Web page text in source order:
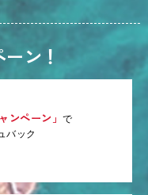
ン！
ンペーン」で
バック